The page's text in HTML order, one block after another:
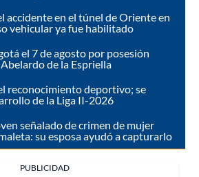
accidente en el túnel de Oriente en
vehicular ya fue habilitado
el 7 de agosto por posesión
de la Espriella
reconocimiento deportivo; se
de la Liga II-2026
señalado de crimen de mujer
su esposa ayudó a capturarlo
PUBLICIDAD